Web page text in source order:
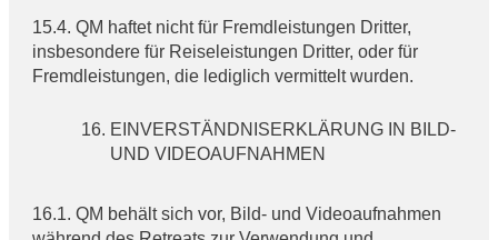
15.4. QM haftet nicht für Fremdleistungen Dritter,
insbesondere für Reiseleistungen Dritter, oder für
Fremdleistungen, die lediglich vermittelt wurden.
EINVERSTÄNDNISERKLÄRUNG IN BILD-
UND VIDEOAUFNAHMEN
16.1. QM behält sich vor, Bild- und Videoaufnahmen